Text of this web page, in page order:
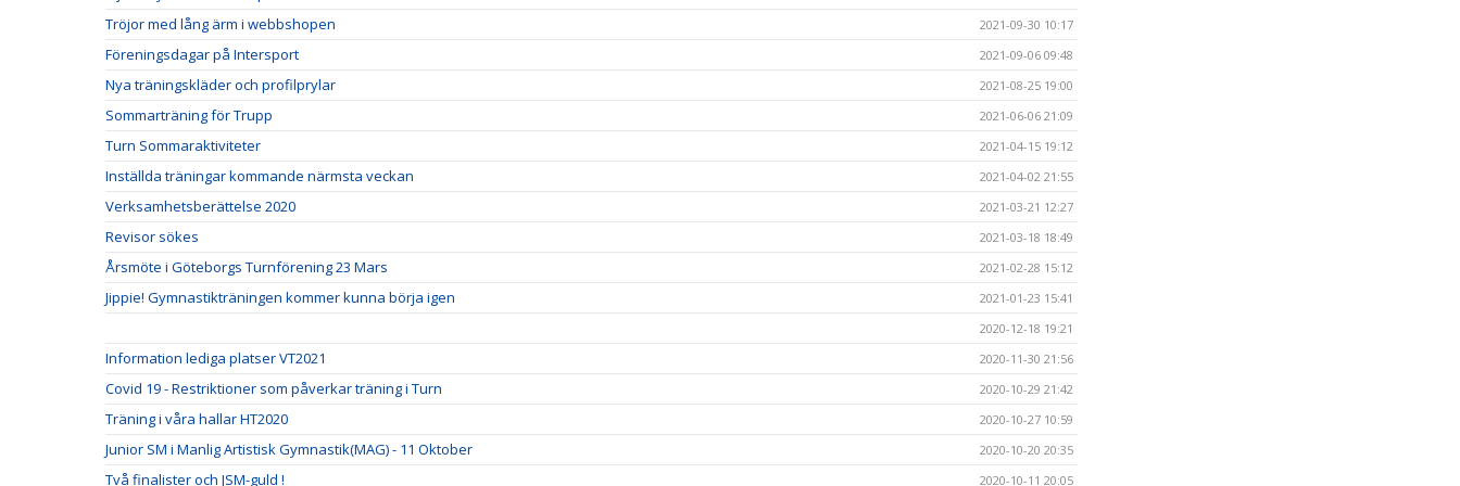
Tröjor med lång ärm i webbshopen 2021-09-30 10:17
Föreningsdagar på Intersport 2021-09-06 09:48
Nya träningskläder och profilprylar 2021-08-25 19:00
Sommarträning för Trupp 2021-06-06 21:09
Turn Sommaraktiviteter 2021-04-15 19:12
Inställda träningar kommande närmsta veckan 2021-04-02 21:55
Verksamhetsberättelse 2020 2021-03-21 12:27
Revisor sökes 2021-03-18 18:49
Årsmöte i Göteborgs Turnförening 23 Mars 2021-02-28 15:12
Jippie! Gymnastikträningen kommer kunna börja igen
2021-01-23 15:41
2020-12-18 19:21
Information lediga platser VT2021 2020-11-30 21:56
Covid 19 - Restriktioner som påverkar träning i Turn 2020-10-29 21:42
Träning i våra hallar HT2020 2020-10-27 10:59
Junior SM i Manlig Artistisk Gymnastik(MAG) - 11 Oktober 2020-10-20 20:35
Två finalister och JSM-guld ! 2020-10-11 20:05